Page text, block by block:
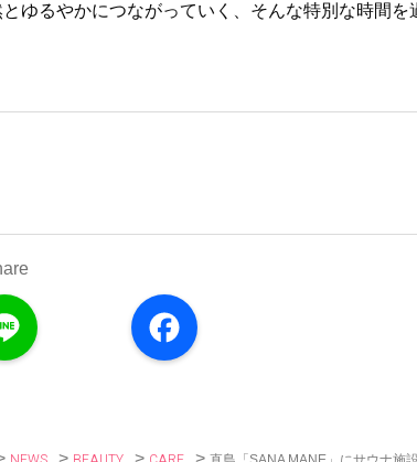
ゆるやかにつながっていく、そんな特別な時間を